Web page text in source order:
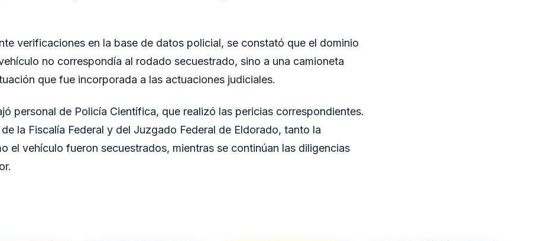
verificaciones en la base de datos policial, se constató que el dominio
no correspondía al rodado secuestrado, sino a una camioneta
que fue incorporada a las actuaciones judiciales.
personal de Policía Científica, que realizó las pericias correspondientes.
la Fiscalía Federal y del Juzgado Federal de Eldorado, tanto la
el vehículo fueron secuestrados, mientras se continúan las diligencias